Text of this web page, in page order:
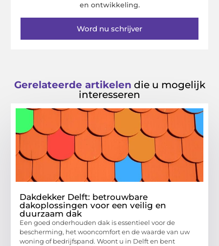
en ontwikkeling.
Word nu schrijver
Gerelateerde artikelen die u mogelijk
interesseren
Dakdekker Delft: betrouwbare
dakoplossingen voor een veilig en
duurzaam dak
Een goed onderhouden dak is essentieel voor de
bescherming, het wooncomfort en de waarde van uw
woning of bedrijfspand. Woont u in Delft en bent